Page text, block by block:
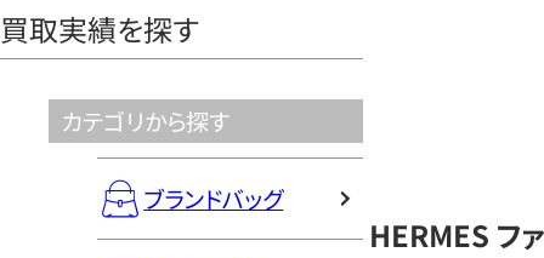
買取実績を探す
カテゴリから探す
ブランドバッグ
HERMES フ